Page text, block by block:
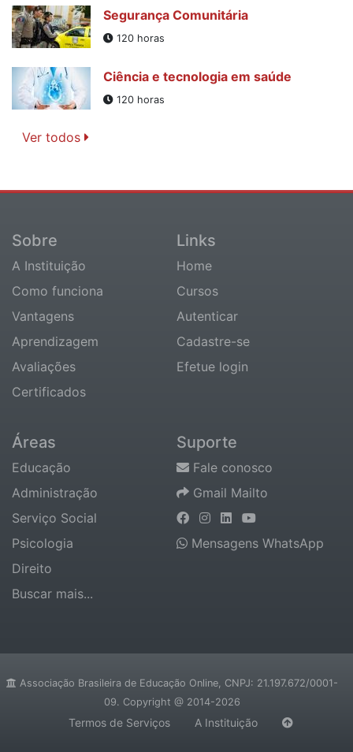
Segurança Comunitária
120 horas
Ciência e tecnologia em saúde
120 horas
Ver todos
Sobre
A Instituição
Como funciona
Vantagens
Aprendizagem
Avaliações
Certificados
Links
Home
Cursos
Autenticar
Cadastre-se
Efetue login
Áreas
Educação
Administração
Serviço Social
Psicologia
Direito
Buscar mais...
Suporte
Fale conosco
Gmail Mailto
Mensagens WhatsApp
Associação Brasileira de Educação Online, CNPJ: 21.197.672/0001-
09. Copyright @ 2014-2026
Termos de Serviços A Instituição